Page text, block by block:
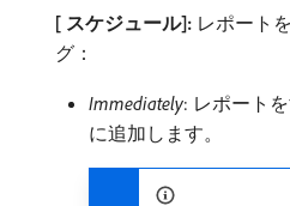
[ スケジュール]: レポート
グ：
Immediately: レポート
に追加します。